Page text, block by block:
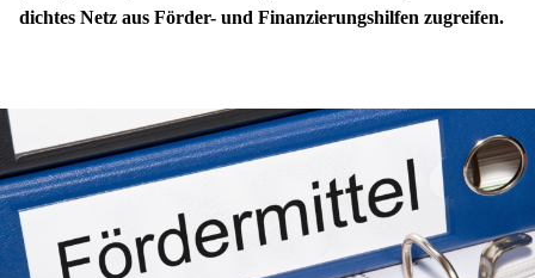
dichtes Netz aus Förder- und Finanzierungshilfen zugreifen.